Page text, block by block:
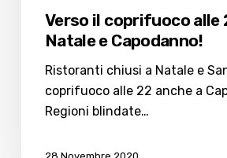
Verso il coprifuoco alle
Natale e Capodanno!
Ristoranti chiusi a Natale e
coprifuoco alle 22 anche a
Regioni blindate…